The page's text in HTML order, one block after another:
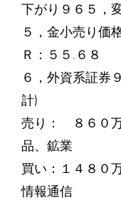
下がり９６５，
５，金小売り
Ｒ：５５.６８
６，外資系証券
計)
売り： ８６０
品、鉱業
買い：１４８０
情報通信